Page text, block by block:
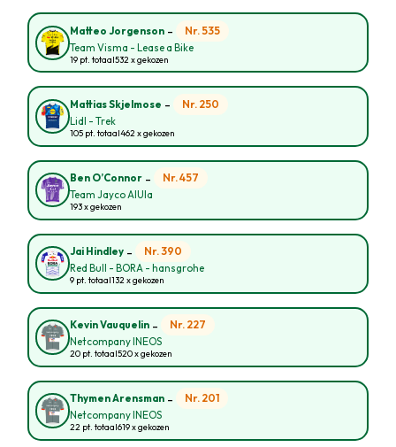
Matteo Jorgenson - Nr. 535
Team Visma - Lease a Bike
19 pt. totaal532 x gekozen
Mattias Skjelmose - Nr. 250
Lidl - Trek
105 pt. totaal462 x gekozen
Ben O’Connor - Nr. 457
Team Jayco AlUla
193 x gekozen
Jai Hindley - Nr. 390
Red Bull - BORA - hansgrohe
9 pt. totaal132 x gekozen
Kevin Vauquelin - Nr. 227
Netcompany INEOS
20 pt. totaal520 x gekozen
Thymen Arensman - Nr. 201
Netcompany INEOS
22 pt. totaal619 x gekozen